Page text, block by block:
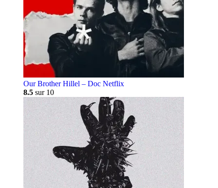
Our Brother Hillel – Doc Netflix
8.5 sur 10